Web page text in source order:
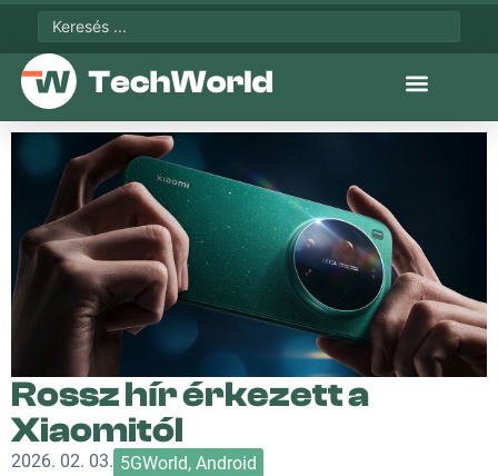
Rossz hír érkezett a
Xiaomitól
2026. 02. 03. 5GWorld, Android